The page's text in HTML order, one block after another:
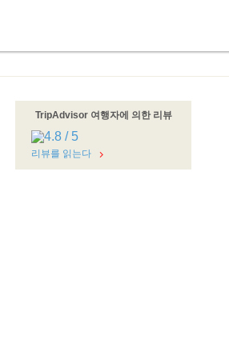
TripAdvisor 여행자에 의한 리뷰
리뷰를 읽는다